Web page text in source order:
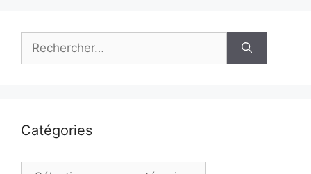
Catégories
Catégories